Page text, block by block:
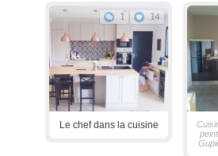
1 14
Le chef dans la cuisine